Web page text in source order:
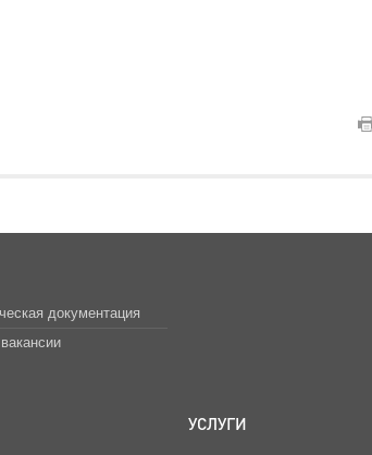
документация
УСЛУГИ